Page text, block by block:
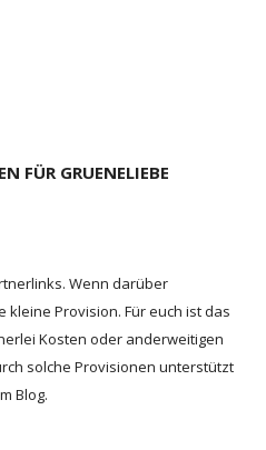
FÜR GRUENELIEBE
Wenn darüber
Provision. Für euch ist das
Kosten oder anderweitigen
solche Provisionen unterstützt
Blog.